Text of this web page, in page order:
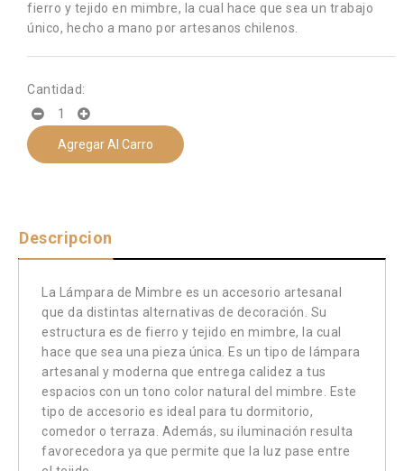
fierro y tejido en mimbre, la cual hace que sea un trabajo
único, hecho a mano por artesanos chilenos.
Cantidad:
Agregar Al Carro
Descripcion
La Lámpara de Mimbre es un accesorio artesanal
que da distintas alternativas de decoración. Su
estructura es de fierro y tejido en mimbre, la cual
hace que sea una pieza única. Es un tipo de lámpara
artesanal y moderna que entrega calidez a tus
espacios con un tono color natural del mimbre. Este
tipo de accesorio es ideal para tu dormitorio,
comedor o terraza. Además, su iluminación resulta
favorecedora ya que permite que la luz pase entre